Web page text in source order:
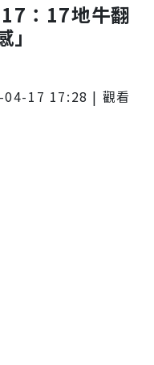
：17地牛翻
04-17 17:28 | 觀看